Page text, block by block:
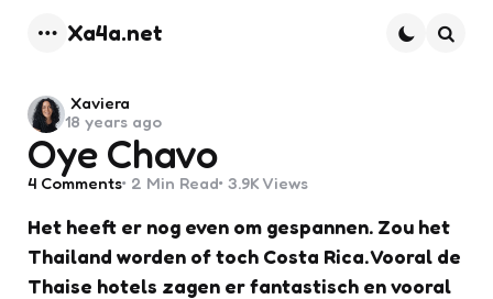
Xa4a.net
Oye Chavo
Posted
by
Xaviera
18 years ago
4 Comments 2 Min Read 3.9K Views
Het heeft er nog even om gespannen. Zou het
Thailand worden of toch Costa Rica. Vooral de
Thaise hotels zagen er fantastisch en vooral